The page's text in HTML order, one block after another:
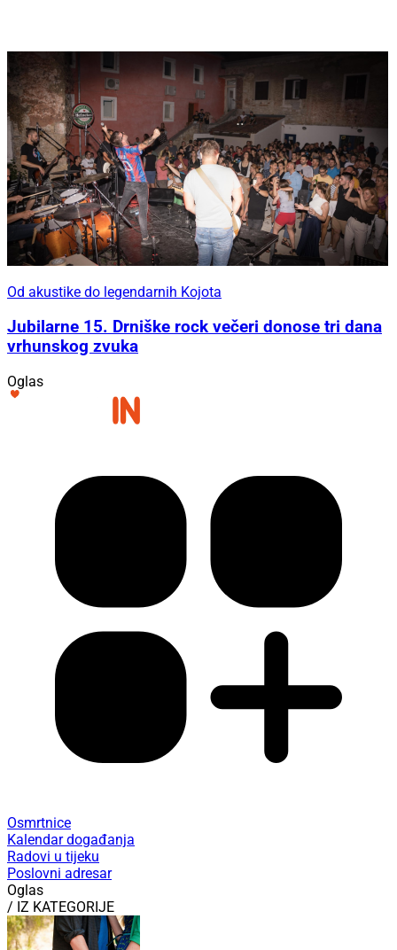
Od akustike do legendarnih Kojota
Jubilarne 15. Drniške rock večeri donose tri dana
vrhunskog zvuka
Oglas
Osmrtnice
Kalendar događanja
Radovi u tijeku
Poslovni adresar
Oglas
/ IZ KATEGORIJE